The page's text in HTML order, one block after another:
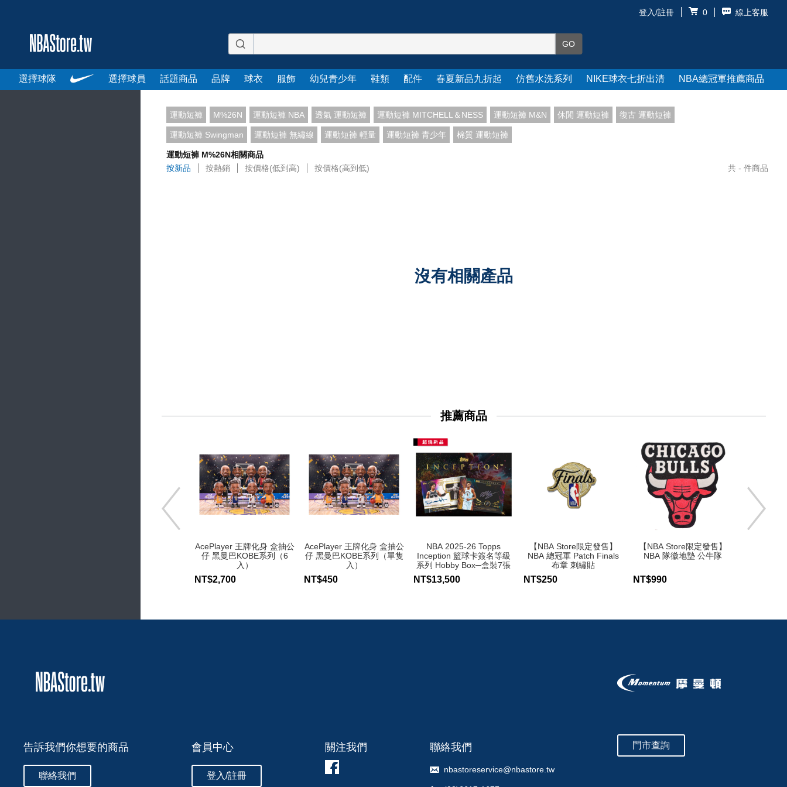
登入/註冊 0 線上客服
選擇球隊 選擇球員 話題商品 品牌 球衣 服飾 幼兒青少年 鞋類 配件 春夏新品九折起 仿舊水洗系列 NIKE球衣七折出清 NBA總冠軍推薦商品
運動短褲 M%26N 運動短褲 NBA 透氣 運動短褲 運動短褲 MITCHELL＆NESS 運動短褲 M&N 休閒 運動短褲 復古 運動短褲
運動短褲 Swingman 運動短褲 無繡線 運動短褲 輕量 運動短褲 青少年 棉質 運動短褲
運動短褲 M%26N相關商品
按新品
按熱銷 按價格(低到高) 按價格(高到低) 共 - 件商品
沒有相關產品
推薦商品
AcePlayer 王牌化身 盒抽公
仔 黑曼巴KOBE系列（6
入）
NT$2,700
AcePlayer 王牌化身 盒抽公
仔 黑曼巴KOBE系列（單隻
入）
NT$450
NBA 2025-26 Topps
Inception 籃球卡簽名等級
系列 Hobby Box─盒裝7張
入
NT$13,500
【NBA Store限定發售】
NBA 總冠軍 Patch Finals
布章 刺繡貼
NT$250
【NBA Store限定發售】
NBA 隊徽地墊 公牛隊
NT$990
告訴我們你想要的商品
聯絡我們
會員中心
登入/註冊
聯絡我們
nbastoreservice@nbastore.tw
門市查詢
關注我們